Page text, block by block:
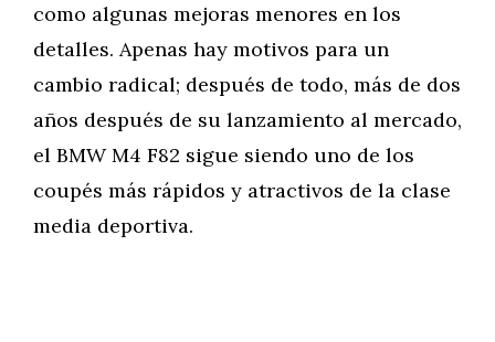
como algunas mejoras menores en los
detalles. Apenas hay motivos para un
cambio radical; después de todo, más de dos
años después de su lanzamiento al mercado,
el BMW M4 F82 sigue siendo uno de los
coupés más rápidos y atractivos de la clase
media deportiva.